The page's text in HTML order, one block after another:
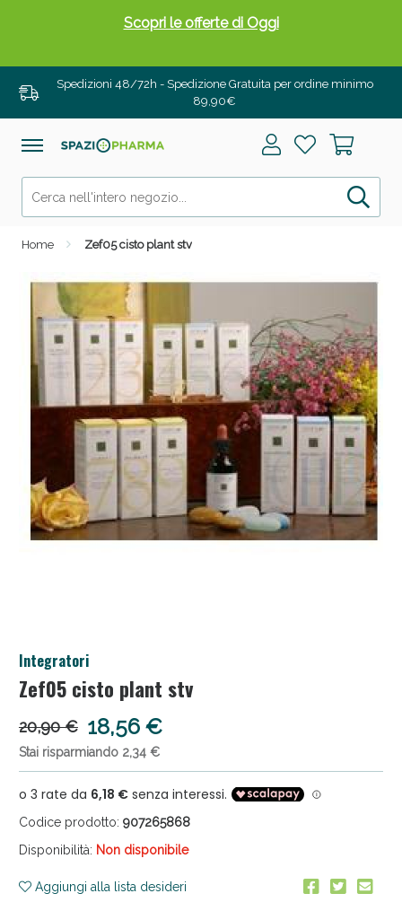
Spedizioni 48/72h - Spedizione Gratuita per ordine minimo
89,90€
Home Zef05 cisto plant stv
Integratori
Zef05 cisto plant stv
20,90 € 18,56 €
Stai risparmiando 2,34 €
Codice prodotto: 907265868
Disponibilità: Non disponibile
Aggiungi alla lista desideri
Scopri le offerte di Oggi
Drenanti e Pancia Piatta: Sconti fino al 55% validi
solo per OGGI!
Salini e Multivitaminici: oggi Sconto extra fino al